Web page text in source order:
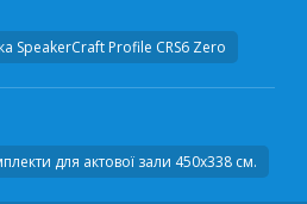
SpeakerCraft Profile CRS6 Zero
для актової зали 450х338 см.